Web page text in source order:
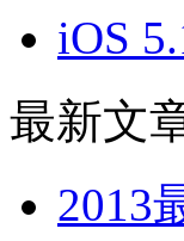
iOS
最新文
2013